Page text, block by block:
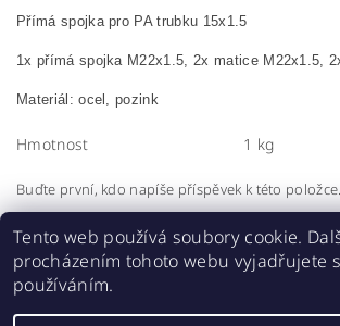
Přímá spojka pro PA trubku 15x1.5
1x přímá spojka M22x1.5, 2x matice M22x1.5,
Materiál: ocel, pozink
Hmotnost 1 kg
Buďte první, kdo napíše příspěvek k této položce.
Přidat komentář
Tento web používá soubory cookie.
procházením tohoto webu vyjadřujete
používáním.